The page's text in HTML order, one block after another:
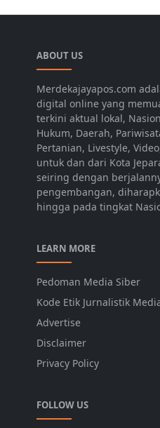
ABOUT US
Merdekajayapos.com
digital online yang
terkini aktual lokal,
Hukum, Daerah,
Pertanian, Livestyle,
untuk dan dari Kota
seiring dengan
pengembangan,
hingga pada tingkat
LEARN MORE
Pedoman Media Siber
Kode Etik Jurnalistik
Advertise
Disclaimer
Privacy Policy
FOLLOW US